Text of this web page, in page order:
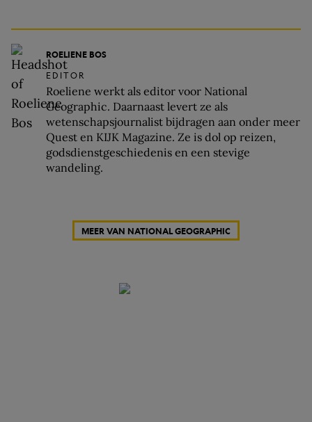
ROELIENE BOS
EDITOR
Roeliene werkt als editor voor National
Geographic. Daarnaast levert ze als
wetenschapsjournalist bijdragen aan onder meer
Quest en KIJK Magazine. Ze is dol op reizen,
godsdienstgeschiedenis en een stevige
wandeling.
MEER VAN NATIONAL GEOGRAPHIC